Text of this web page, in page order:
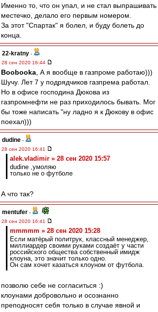
Именно то, что он упал, и не стал выпрашивать
местечко, делало его первым номером.
За этот "Спартак" я болел, и буду болеть до
конца.
22-kratny -
28 сен 2020 16:44
Boobooka , А я вообще в газпроме работаю)))
Шучу. Лет 7 у подрядчиков газпрема работал.
Но в офисе господина Дюкова из
газпромнефти не раз приходилось бывать. Мог
бы тоже написать "ну ладно я к Дюкову в офис
поехал)))
dudine -
28 сен 2020 16:41
alek.vladimir » 28 сен 2020 15:57
dudine ,умоляю
только не о футболе
А что так?
mentufer -
28 сен 2020 16:41
mmmmm » 28 сен 2020 15:28
Если матёрый политрук, классный менеджер,
миллиардер своими руками создаёт у части
российского общества собственный имидж
клоуна, это значит только одно.
Он сам хочет казаться клоуном от футбола.
позволю себе не согласиться :)
клоунами добровольно и осознанно
преподносят себя только в случае явной и